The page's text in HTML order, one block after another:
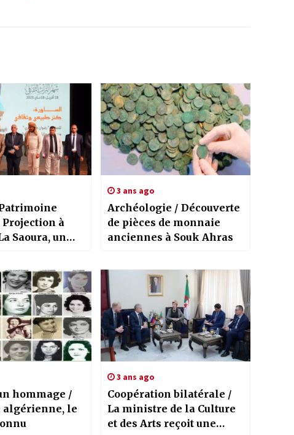
à
Saoura, un
3 ans ago
Archéologie / Découverte
de pièces de monnaie
anciennes à Souk Ahras
hommage /
algérienne, le
3 ans ago
Coopération bilatérale /
La ministre de la Culture
et des Arts reçoit une